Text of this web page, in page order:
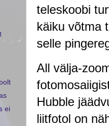
teleskoobi
käiku võtma
selle
All välja-
Hubble
liitfotol on
ei